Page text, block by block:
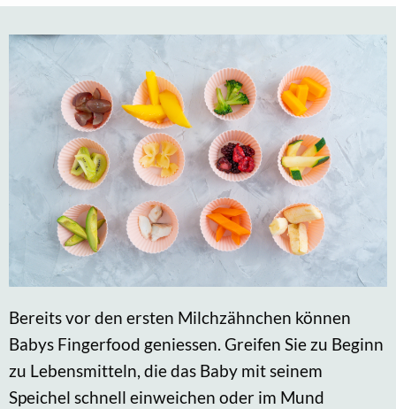
Bereits vor den ersten Milchzähnchen können
Babys Fingerfood geniessen. Greifen Sie zu Beginn
zu Lebensmitteln, die das Baby mit seinem
Speichel schnell einweichen oder im Mund